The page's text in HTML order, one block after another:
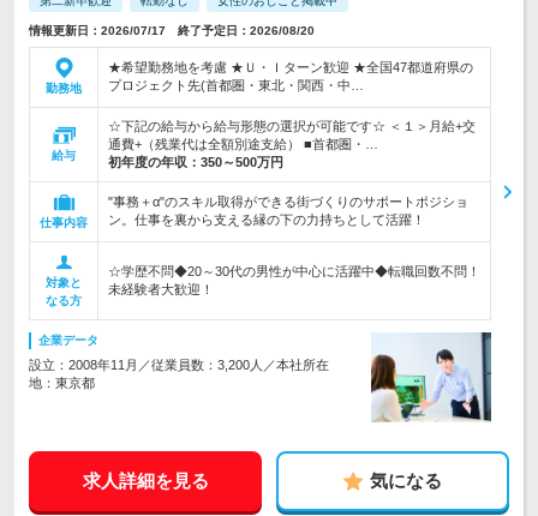
情報更新日：2026/07/17 終了予定日：2026/08/20
勤務地
★希望勤務地を考慮 ★Ｕ・Ｉターン歓迎 ★全国47都道府県の
プロジェクト先(首都圏・東北・関西・中…
給与
☆下記の給与から給与形態の選択が可能です☆ ＜１＞月給+交
通費+（残業代は全額別途支給） ■首都圏・…
初年度の年収： 350～500万円
仕事内容
"事務＋α"のスキル取得ができる街づくりのサポートポジショ
ン。仕事を裏から支える縁の下の力持ちとして活躍！
対象と
なる方
☆学歴不問◆20～30代の男性が中心に活躍中◆転職回数不問！
未経験者大歓迎！
企業データ
設立：2008年11月／従業員数：3,200人／本社所在
地：東京都
求人詳細を見る 気になる